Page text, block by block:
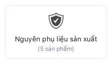
Nguyên phụ liệu sản xuất
(5 sản phẩm)